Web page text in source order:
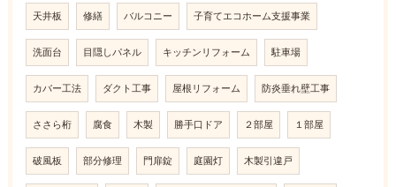
天井板 修繕 バルコニー 子育てエコホーム支援事業
洗面台 目隠しパネル キッチンリフォーム 駐車場
カバー工法 ダクト工事 屋根リフォーム 防炎垂れ壁工事
ささら桁 腐食 木製 勝手口ドア ２部屋 １部屋
破風板 部分修理 門扉錠 庭園灯 木製引違戸